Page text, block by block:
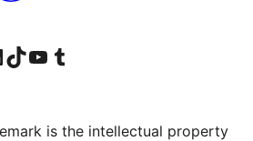
Facebook
cuenta de Instagram
cuenta de LinkedIn
Visita nuestra cuenta de TikTok
Visita nuestro canal de YouTube
Visita nuestra cuenta de Tumblr
is the intellectual property